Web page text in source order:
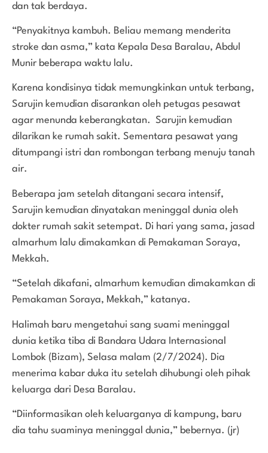
dan tak berdaya.
“Penyakitnya kambuh. Beliau memang menderita
stroke dan asma,” kata Kepala Desa Baralau, Abdul
Munir beberapa waktu lalu.
Karena kondisinya tidak memungkinkan untuk terbang,
Sarujin kemudian disarankan oleh petugas pesawat
agar menunda keberangkatan. Sarujin kemudian
dilarikan ke rumah sakit. Sementara pesawat yang
ditumpangi istri dan rombongan terbang menuju tanah
air.
Beberapa jam setelah ditangani secara intensif,
Sarujin kemudian dinyatakan meninggal dunia oleh
dokter rumah sakit setempat. Di hari yang sama, jasad
almarhum lalu dimakamkan di Pemakaman Soraya,
Mekkah.
“Setelah dikafani, almarhum kemudian dimakamkan di
Pemakaman Soraya, Mekkah,” katanya.
Halimah baru mengetahui sang suami meninggal
dunia ketika tiba di Bandara Udara Internasional
Lombok (Bizam), Selasa malam (2/7/2024). Dia
menerima kabar duka itu setelah dihubungi oleh pihak
keluarga dari Desa Baralau.
“Diinformasikan oleh keluarganya di kampung, baru
dia tahu suaminya meninggal dunia,” bebernya. (jr)